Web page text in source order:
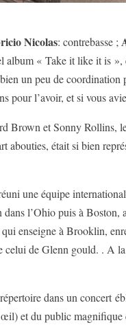
Nicolas: contrebasse ;
« Take it like it is
un peu de coordination
l’avoir, et si vous
et Sonny Rollins,
abouties, était si bien
une équipe
l’Ohio puis à
enseigne à Brooklin,
de Glenn gould. . A
dans un concert
et du public